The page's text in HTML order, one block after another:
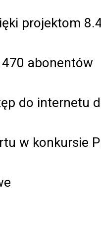
projektom
abonentów
do internetu
w konkursie